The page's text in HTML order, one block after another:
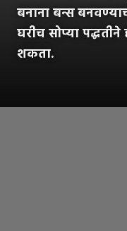
बनाना बन्स
घरीच सोप्या
शकता.